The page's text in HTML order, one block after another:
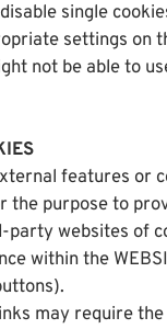
single
settings on
not be able to
features or
the purpose to
websites of
within the
may require